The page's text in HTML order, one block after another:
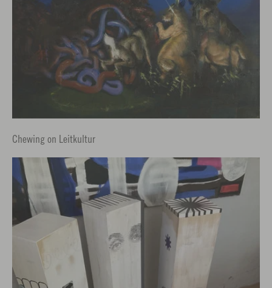
Chewing on Leitkultur